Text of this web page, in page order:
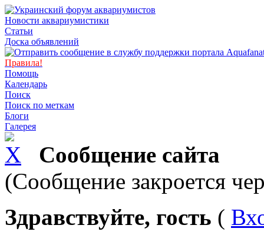
Новости аквариумистики
Статьи
Доска объявлений
Правила!
Помощь
Календарь
Поиск
Поиск по меткам
Блоги
Галерея
Сообщение сайта
(Сообщение закроется
Здравствуйте, гость (